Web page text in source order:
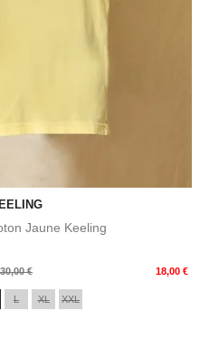
Jaune Keeling
30,00 € 18,00 €
L XL XXL